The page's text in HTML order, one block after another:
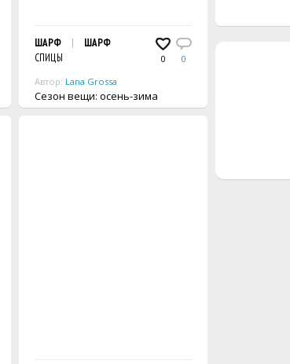
0 0
ШАРФ
ШАРФ
СПИЦЫ
Автор: Lana Grossa
Сезон вещи: осень-зима